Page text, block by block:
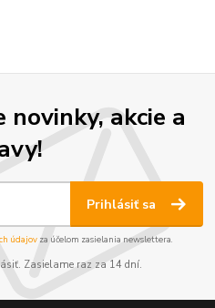
akcie a
Prihlásiť sa
údajov za účelom zasielania newslettera.
Zasielame raz za 14 dní.